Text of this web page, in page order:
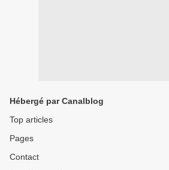
Hébergé par Canalblog
Top articles
Pages
Contact